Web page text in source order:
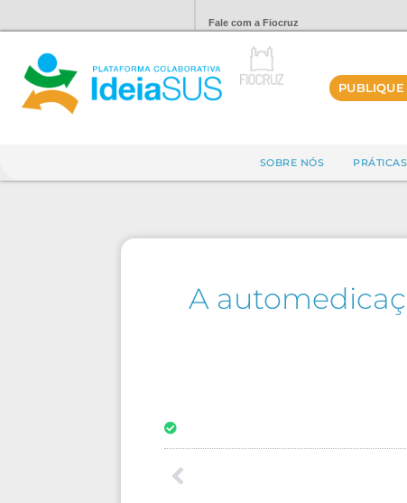
Fale com a Fiocruz
SOBRE NÓS PRÁTICAS
A